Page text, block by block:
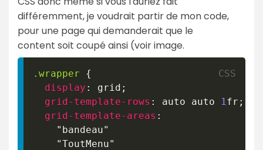
différemment, je voudrait partir de mon code,
pour une page qui demanderait que le
content soit coupé ainsi (voir image.
.wrapper
{
display : grid ;
grid-template-rows : auto auto 1 fr ;
grid-template-areas :
"bandeau"
"ToutMenu"